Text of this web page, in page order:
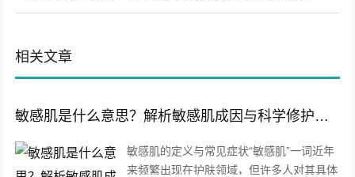
相关文章
敏感肌是什么意思？解析敏感肌成因与科学修护方案
敏感肌的定义与常见症状“敏感肌”一词近年
来频繁出现在护肤领域，但许多人对其具体